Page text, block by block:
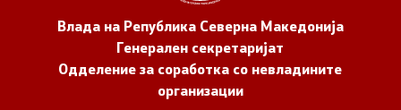
Влада на Република Северна Македонија
Генерален секретаријат
Одделение за соработка со невладините
организации